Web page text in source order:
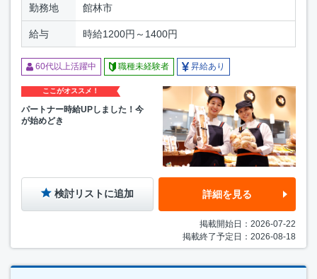
勤務地 館林市
給与 時給1200円～1400円
60代以上活躍中 職種未経験者 昇給あり
ここがオススメ！
パートナー時給UPしました！今
が始めどき
検討リストに追加 詳細を見る
掲載開始日：2026-07-22
掲載終了予定日：2026-08-18